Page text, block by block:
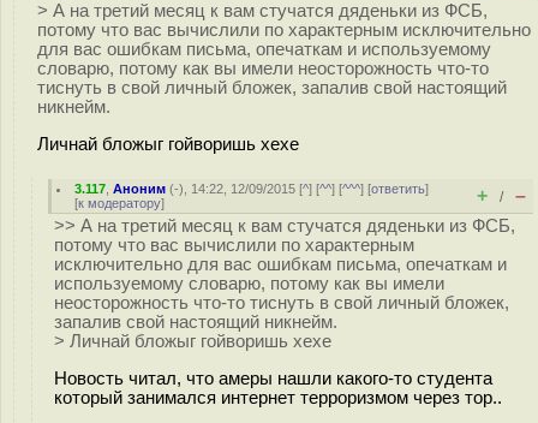
> А на третий месяц к вам стучатся дяденьки из ФСБ,
потому что вас вычислили по характерным исключительно
для вас ошибкам письма, опечаткам и используемому
словарю, потому как вы имели неосторожность что-то
тиснуть в свой личный бложек, запалив свой настоящий
никнейм.
Личнай бложыг гойворишь хехе
3.117 ,Аноним (-), 14:22, 12/09/2015 [^] [^^] [^^^] [ответить]
[к модератору] + / –
>> А на третий месяц к вам стучатся дяденьки из ФСБ,
потому что вас вычислили по характерным
исключительно для вас ошибкам письма, опечаткам и
используемому словарю, потому как вы имели
неосторожность что-то тиснуть в свой личный бложек,
запалив свой настоящий никнейм.
> Личнай бложыг гойворишь хехе
Новость читал, что амеры нашли какого-то студента
который занимался интернет терроризмом через тор..